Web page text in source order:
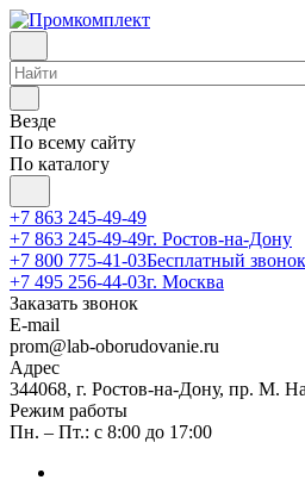
Везде
По всему сайту
По каталогу
+7 863 245-49-49
+7 863 245-49-49г. Ростов-на-Дону
+7 800 775-41-03Бесплатный
+7 495 256-44-03г. Москва
Заказать звонок
E-mail
prom@lab-oborudovanie.ru
Адрес
344068, г. Ростов-на-Дону, пр. М.
Режим работы
Пн. – Пт.: с 8:00 до 17:00